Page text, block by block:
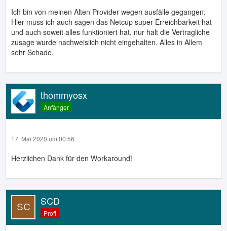
Ich bin von meinen Alten Provider wegen ausfälle gegangen.
Hier muss ich auch sagen das Netcup super Erreichbarkeit hat
und auch soweit alles funktioniert hat, nur halt die Vertragliche
zusage wurde nachweislich nicht eingehalten. Alles in Allem
sehr Schade.
thommyosx
Anfänger
17. Mai 2020 um 00:56
Herzlichen Dank für den Workaround!
SCD
Profi